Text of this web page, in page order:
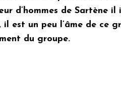
d’hommes de Sartène
il est un peu l’âme de ce
du groupe.